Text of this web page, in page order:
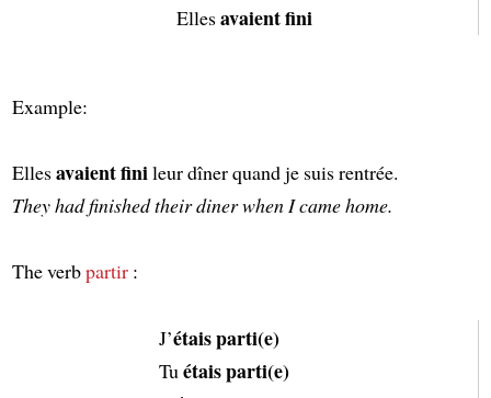
Ellesavaient fini
Example:
Ellesavaient finileur dîner quand je suis rentrée.
They had finished their diner when I came home.
The verbpartir:
J’étais parti(e)
Tuétais parti(e)